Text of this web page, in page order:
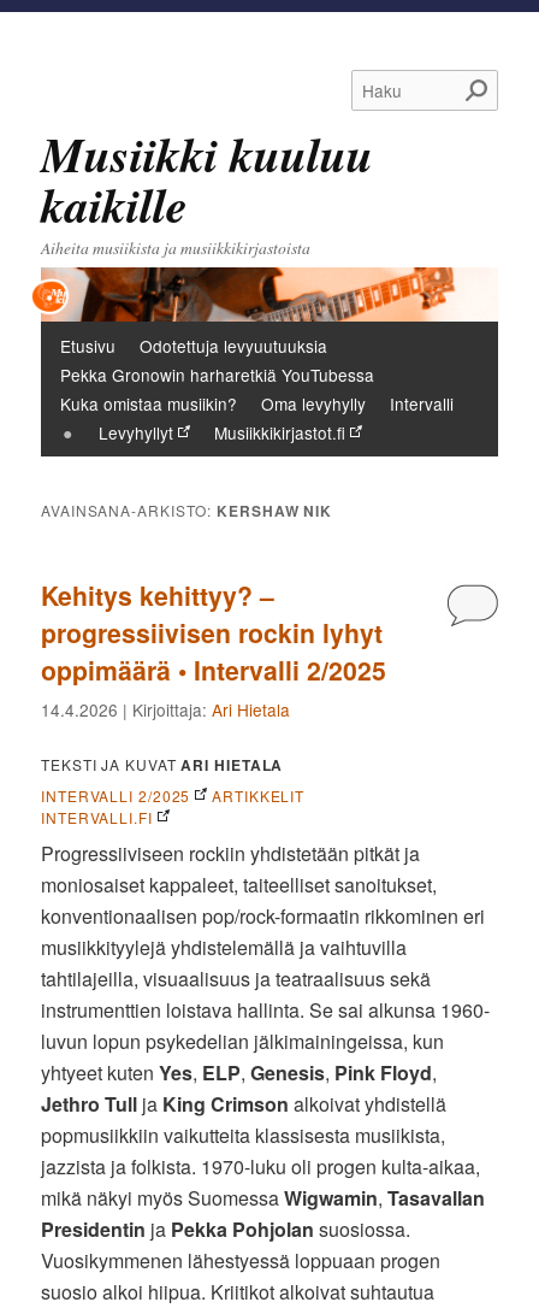
Haku
Musiikki kuuluu
kaikille
Aiheita musiikista ja musiikkikirjastoista
Päävalikko
Etusivu
Odotettuja levyuutuuksia
Pekka Gronowin harharetkiä YouTubessa
Kuka omistaa musiikin?
Oma levyhylly
Intervalli
Levyhyllyt
Musiikkikirjastot.fi
AVAINSANA-ARKISTO: KERSHAW NIK
Kehitys kehittyy? –
progressiivisen rockin lyhyt
oppimäärä • Intervalli 2/2025
14.4.2026 | Kirjoittaja:Ari Hietala
TEKSTI JA KUVATARI HIETALA
INTERVALLI 2/2025
ARTIKKELIT
INTERVALLI.FI
Progressiiviseen rockiin yhdistetään pitkät ja
moniosaiset kappaleet, taiteelliset sanoitukset,
konventionaalisen pop/rock-formaatin rikkominen eri
musiikkityylejä yhdistelemällä ja vaihtuvilla
tahtilajeilla, visuaalisuus ja teatraalisuus sekä
instrumenttien loistava hallinta. Se sai alkunsa 1960-
luvun lopun psykedelian jälkimainingeissa, kun
yhtyeet kutenYes, ELP,Genesis, Pink Floyd,
Jethro Tull ja King Crimson alkoivat yhdistellä
popmusiikkiin vaikutteita klassisesta musiikista,
jazzista ja folkista. 1970-luku oli progen kulta-aikaa,
mikä näkyi myös SuomessaWigwamin,Tasavallan
Presidentin ja Pekka Pohjolan suosiossa.
Vuosikymmenen lähestyessä loppuaan progen
suosio alkoi hiipua. Kriitikot alkoivat suhtautua